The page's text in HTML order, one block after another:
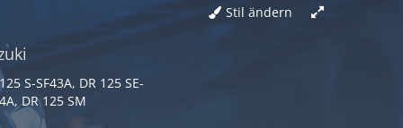
Stil ändern
S-SF43A, DR 125 SE-
DR 125 SM